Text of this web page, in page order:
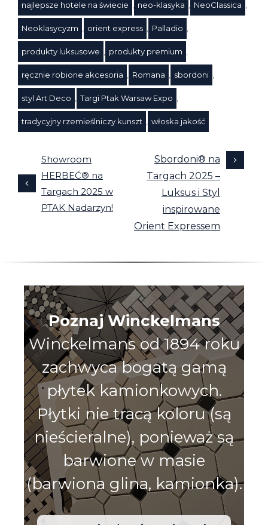
Tagi
najlepsze hotele na świecie neo-klasyka NeoClassica
Neoklasycyzm orient express Palladio
produkty luksusowe produkty premium
ręcznie robione akcesoria Romana sbordoni
styl Art Deco Targi Ptak Warsaw Expo
tradycyjny rzemieślniczy kunszt włoska jakość
Showroom
HERBEĆ® na
Targach 2025 w
PTAK Nadarzyn!
Sbordoni® na
Targach 2025 –
Luksus i Styl
inspirowane
Orient Expressem
Poznaj Winckelmans
Winckelmans od 1894 roku
zachwyca bogatą gamą
płytek kamionkowych.
Płytki nie tracą koloru (są
nieścieralne), ponieważ są
barwione w masie
(barwiona glina, kamionka).